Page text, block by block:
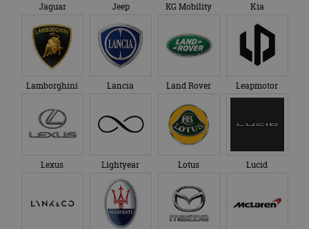
Jaguar Jeep KG Mobility Kia
Lamborghini Lancia Land Rover Leapmotor
Lexus Lightyear Lotus Lucid